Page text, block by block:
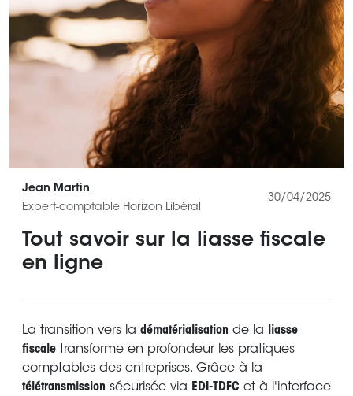
Jean Martin
Expert-comptable Horizon Libéral
30/04/2025
Tout savoir sur la liasse fiscale
en ligne
La transition vers la dématérialisation de la
liasse
fiscale transforme en profondeur les pratiques
comptables des entreprises. Grâce à la
télétransmission sécurisée via EDI-TDFC et à l'interface